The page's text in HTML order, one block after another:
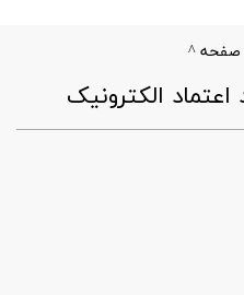
صفحه ^
اعتماد الکترونیک